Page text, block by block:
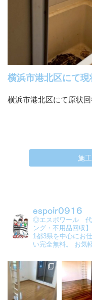
横浜市港北区にて
横浜市港北区にて原状回
施
espoir0916
◎エスポワール 代
ング・不用品回収
1都3県を中心にお
い完全無料。
お気